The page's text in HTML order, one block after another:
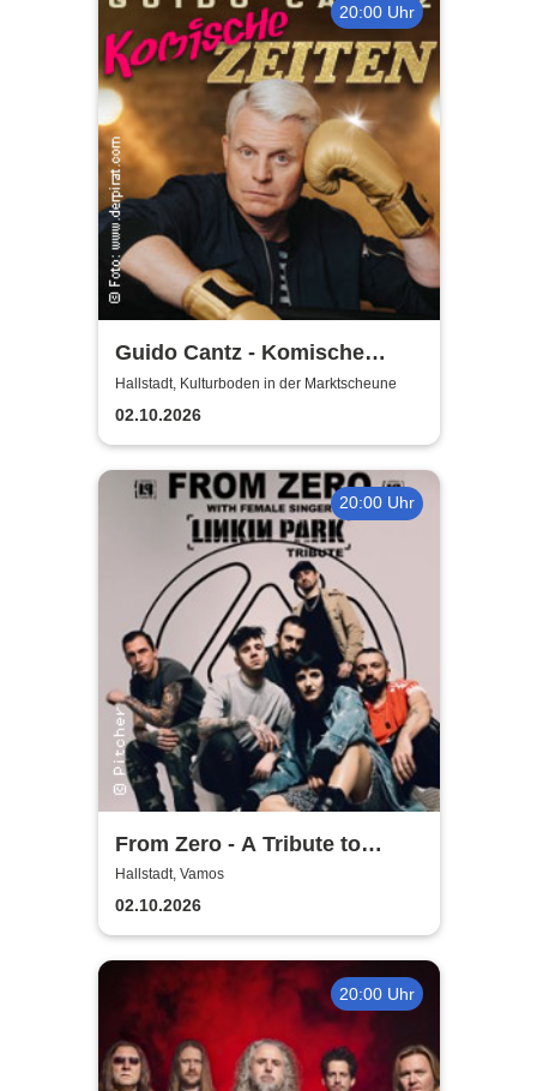
20:00 Uhr
Guido Cantz - Komische
Zeiten | Das neue Programm
Hallstadt, Kulturboden in der Marktscheune
02.10.2026
20:00 Uhr
From Zero - A Tribute to
Linkin Park
Hallstadt, Vamos
02.10.2026
20:00 Uhr